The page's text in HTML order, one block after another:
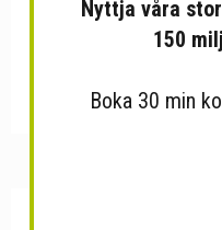
Nyttja våra
150
Boka 30 min